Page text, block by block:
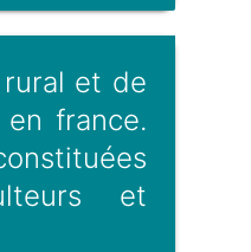
et de
france.
et